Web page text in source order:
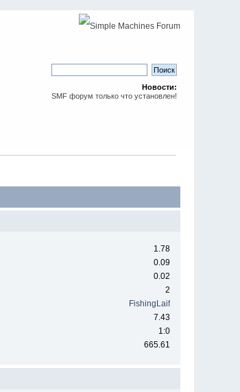
Новости:
SMF форум только что установлен!
1.78
0.09
0.02
2
FishingLaif
7.43
1:0
665.61